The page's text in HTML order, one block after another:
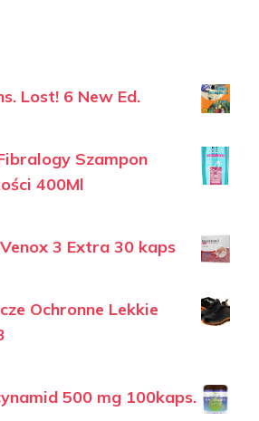
Lost! 6 New Ed.
Szampon
400Ml
3 Extra 30 kaps
Ochronne Lekkie
500 mg 100kaps.